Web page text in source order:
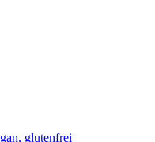
glutenfrei